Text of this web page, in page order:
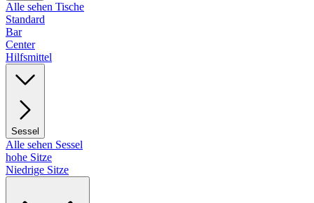
Alle sehen Tische
Standard
Bar
Center
Hilfsmittel
Sessel
Alle sehen Sessel
hohe Sitze
Niedrige Sitze